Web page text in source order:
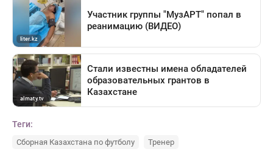
Теги:
Сборная Казахстана по футболу Тренер